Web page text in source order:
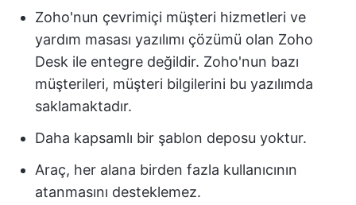
Zoho'nun çevrimiçi müşteri hizmetleri ve
yardım masası yazılımı çözümü olan Zoho
Desk ile entegre değildir. Zoho'nun bazı
müşterileri, müşteri bilgilerini bu yazılımda
saklamaktadır.
Daha kapsamlı bir şablon deposu yoktur.
Araç, her alana birden fazla kullanıcının
atanmasını desteklemez.